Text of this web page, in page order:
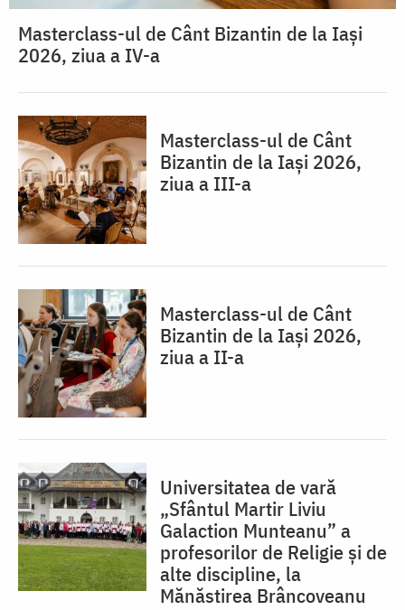
Masterclass-ul de Cânt Bizantin de la Iași
2026, ziua a IV-a
Masterclass-ul de Cânt
Bizantin de la Iași 2026,
ziua a III-a
Masterclass-ul de Cânt
Bizantin de la Iași 2026,
ziua a II-a
Universitatea de vară
„Sfântul Martir Liviu
Galaction Munteanu” a
profesorilor de Religie și de
alte discipline, la
Mănăstirea Brâncoveanu